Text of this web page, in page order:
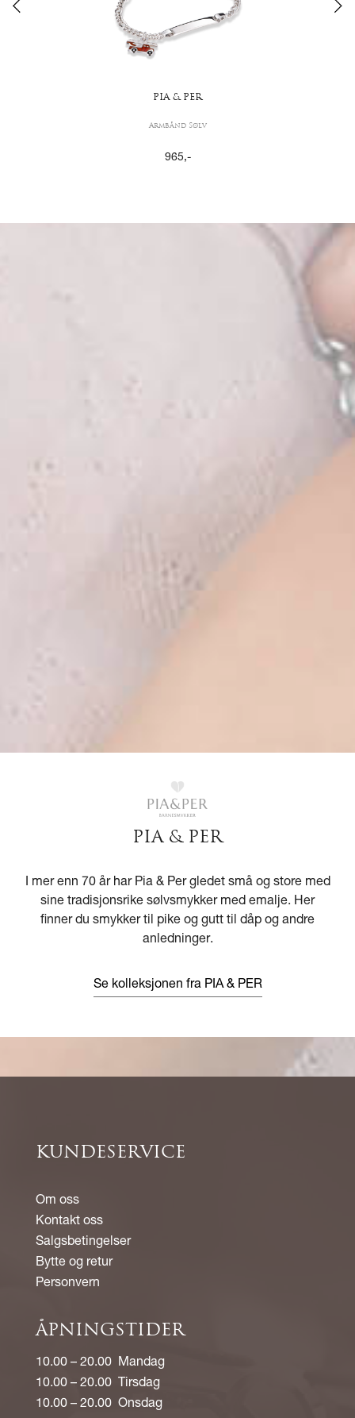
PIA & PER
Armbånd Sølv
965,-
PIA & PER
I mer enn 70 år har Pia & Per gledet små og store med
sine tradisjonsrike sølvsmykker med emalje. Her
finner du smykker til pike og gutt til dåp og andre
anledninger.
Se kolleksjonen fra PIA & PER
KUNDESERVICE
Om oss
Kontakt oss
Salgsbetingelser
Bytte og retur
Personvern
ÅPNINGSTIDER
10.00 – 20.00 Mandag
10.00 – 20.00 Tirsdag
10.00 – 20.00 Onsdag